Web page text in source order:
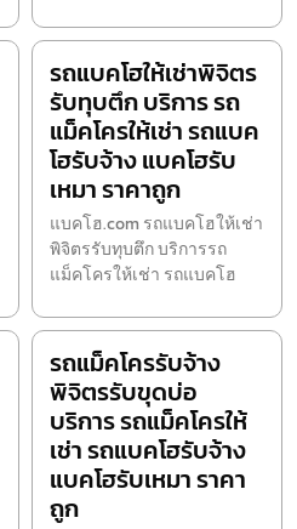
รถแบคโฮให้เช่าพิจิตร
รับทุบตึก บริการ รถ
แม็คโครให้เช่า รถแบค
โฮรับจ้าง แบคโฮรับ
เหมา ราคาถูก
แบคโฮ.com รถแบคโฮให้เช่า
พิจิตรรับทุบตึก บริการรถ
แม็คโครให้เช่า รถแบคโฮ
รถแม็คโครรับจ้าง
พิจิตรรับขุดบ่อ
บริการ รถแม็คโครให้
เช่า รถแบคโฮรับจ้าง
แบคโฮรับเหมา ราคา
ถูก